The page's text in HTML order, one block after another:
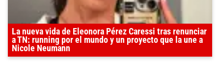
La nueva vida de Eleonora Pérez Caressi tras renunciar
a TN: running por el mundo y un proyecto que la une a
Nicole Neumann